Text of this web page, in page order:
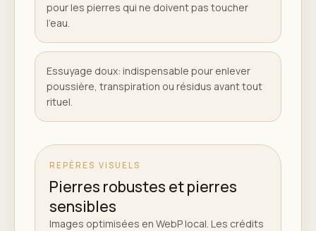
pour les pierres qui ne doivent pas toucher
l'eau.
Essuyage doux: indispensable pour enlever
poussière, transpiration ou résidus avant tout
rituel.
REPÈRES VISUELS
Pierres robustes et pierres
sensibles
Images optimisées en WebP local. Les crédits